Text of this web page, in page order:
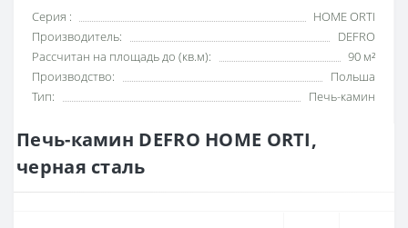
Серия :
HOME ORTI
Производитель:
DEFRO
Рассчитан на площадь до (кв.м):
90 м²
Производство:
Польша
Тип:
Печь-камин
Печь-камин DEFRO HOME ORTI,
черная сталь